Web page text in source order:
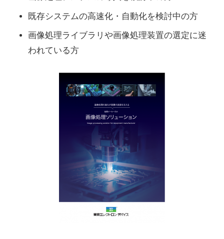
既存システムの高速化・自動化を検討中の方
画像処理ライブラリや画像処理装置の選定に迷
われている方